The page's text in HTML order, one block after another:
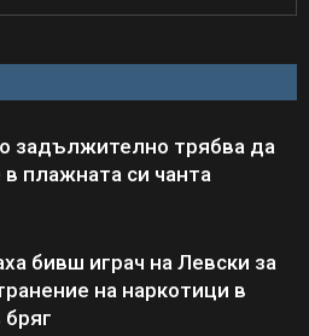
задължително трябва да
плажната си чанта
бивш играч на Левски за
на наркотици в